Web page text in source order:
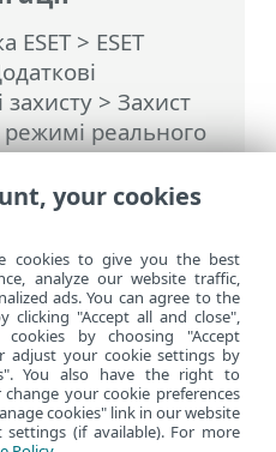
ESET> ESET
> Захист
реального
для змінення
в режимі
your cookies
cookies to give you the best
analyze our website traffic,
ads. You can agree to the
clicking "Accept all and close",
cookies by choosing "Accept
adjust your cookie settings by
You also have the right to
your cookie preferences
cookies" link in our website
(if available). For more